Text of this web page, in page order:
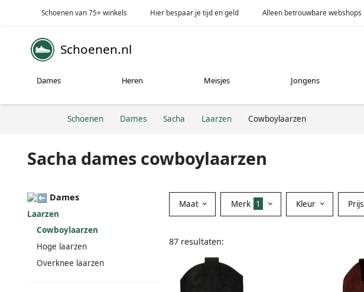
Schoenen van 75+ winkels Hier bespaar je tijd en geld Alleen betrouwbare webshops
Schoenen.nl
Dames Heren Meisjes Jongens
Schoenen Dames Sacha Laarzen Cowboylaarzen
Sacha dames cowboylaarzen
Dames
Laarzen
Cowboylaarzen
Hoge laarzen
Overknee laarzen
Maat Merk 1 Kleur Prijs
87 resultaten: